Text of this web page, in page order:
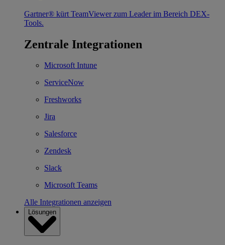
Gartner® kürt TeamViewer zum Leader im Bereich DEX-
Tools.
Zentrale Integrationen
Microsoft Intune
ServiceNow
Freshworks
Jira
Salesforce
Zendesk
Slack
Microsoft Teams
Alle Integrationen anzeigen
Lösungen